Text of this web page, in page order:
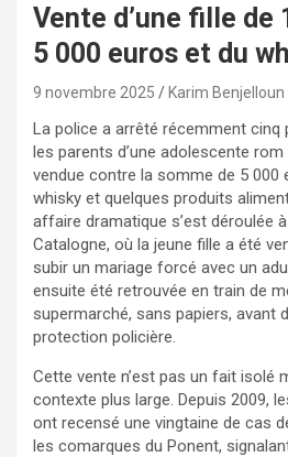
Vente d’une fille de
5 000 euros et du
9 novembre 2025 Karim Benjelloun
La police a arrêté récemment cinq
les parents d’une adolescente
vendue contre la somme de 5 000
whisky et quelques produits
affaire dramatique s’est déroulée
Catalogne, où la jeune fille a été
subir un mariage forcé avec un
ensuite été retrouvée en train de
supermarché, sans papiers, avant
protection policière.
Cette vente n’est pas un fait isolé
contexte plus large. Depuis 2009,
ont recensé une vingtaine de cas
les comarques du Ponent,